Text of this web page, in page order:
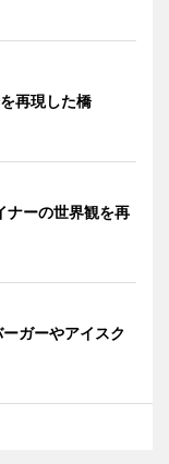
再現した橋
ナーの世界観を再
ガーやアイスク